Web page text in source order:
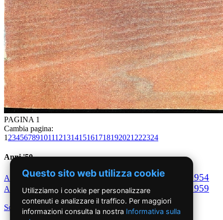
PAGINA 1
Cambia pagina:
1 23456789101112131415161718192021 222324
Anni '50
Anno1950Anno1951 Anno1952 Anno1953 1954
Anno 1955Anno1956 Anno1957Anno1958 1959
Scegli per decennio
Questo sito web utilizza cookie
Utilizziamo i cookie per personalizzare
contenuti e analizzare il traffico. Per maggiori
informazioni consulta la nostra Informativa sulla